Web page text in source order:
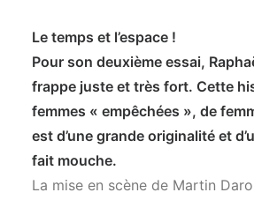
Le temps et l’espace !
Pour son deuxième essai,
frappe juste et très fort. Cette
femmes « empêchées », de
est d’une grande originalité et
fait mouche.
La mise en scène de Martin